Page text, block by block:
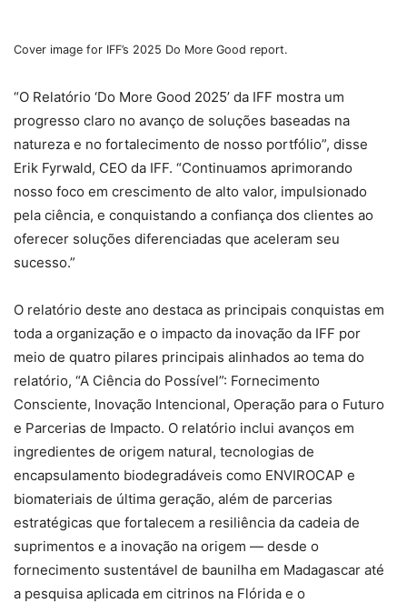
Cover image for IFF’s 2025 Do More Good report.
“O Relatório ‘Do More Good 2025’ da IFF mostra um
progresso claro no avanço de soluções baseadas na
natureza e no fortalecimento de nosso portfólio”, disse
Erik Fyrwald, CEO da IFF. “Continuamos aprimorando
nosso foco em crescimento de alto valor, impulsionado
pela ciência, e conquistando a confiança dos clientes ao
oferecer soluções diferenciadas que aceleram seu
sucesso.”
O relatório deste ano destaca as principais conquistas em
toda a organização e o impacto da inovação da IFF por
meio de quatro pilares principais alinhados ao tema do
relatório, “A Ciência do Possível”: Fornecimento
Consciente, Inovação Intencional, Operação para o Futuro
e Parcerias de Impacto. O relatório inclui avanços em
ingredientes de origem natural, tecnologias de
encapsulamento biodegradáveis ​​como ENVIROCAP e
biomateriais de última geração, além de parcerias
estratégicas que fortalecem a resiliência da cadeia de
suprimentos e a inovação na origem — desde o
fornecimento sustentável de baunilha em Madagascar até
a pesquisa aplicada em citrinos na Flórida e o